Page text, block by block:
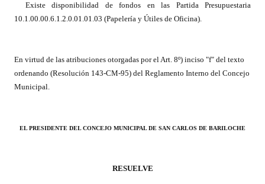
Ejecución Presupuestaria
NORMATIVA
Resoluciones de Presidencia
Existe disponibilidad de fondos en las Partida Presupuestaria
10.1.00.00.6.1.2.0.01.01.03 (Papelería y Útiles de Oficina).
En virtud de las atribuciones otorgadas por el Art. 8º) inciso "f" del texto
ordenando (Resolución 143-CM-95) del Reglamento Interno del Concejo
Municipal.
EL PRESIDENTE DEL CONCEJO MUNICIPAL DE SAN CARLOS DE BARILOCHE
RESUELVE